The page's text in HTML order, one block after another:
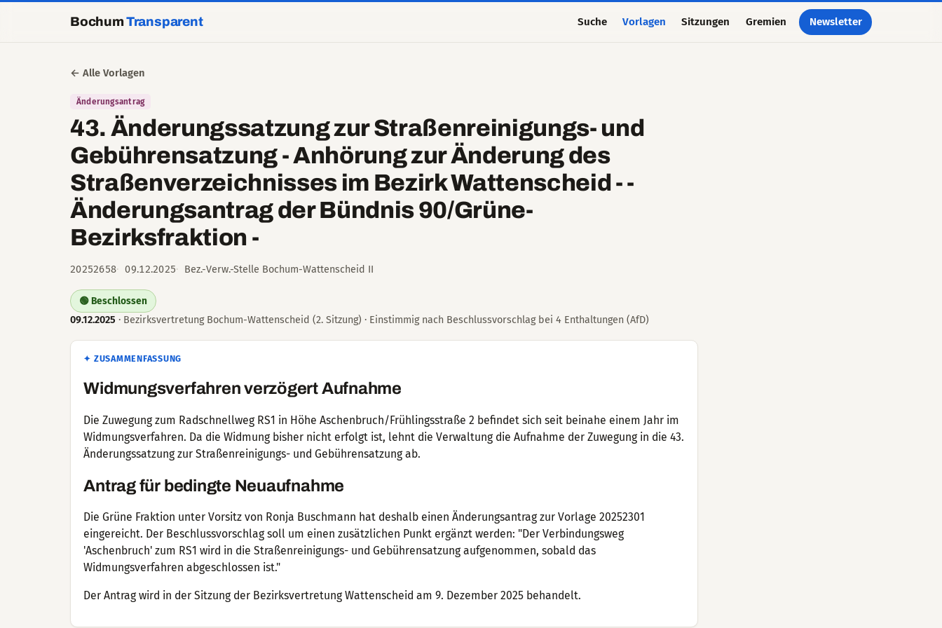
BochumTransparent Suche Vorlagen Sitzungen Gremien Newsletter
← Alle Vorlagen
Änderungsantrag
43. Änderungssatzung zur Straßenreinigungs- und
Gebührensatzung - Anhörung zur Änderung des
Straßenverzeichnisses im Bezirk Wattenscheid - -
Änderungsantrag der Bündnis 90/Grüne-
Bezirksfraktion -
20252658 09.12.2025 Bez.-Verw.-Stelle Bochum-Wattenscheid II
🟢 Beschlossen
09.12.2025 · Bezirksvertretung Bochum-Wattenscheid (2. Sitzung) · Einstimmig nach Beschlussvorschlag bei 4 Enthaltungen (AfD)
✦ ZUSAMMENFASSUNG
Widmungsverfahren verzögert Aufnahme
Die Zuwegung zum Radschnellweg RS1 in Höhe Aschenbruch/Frühlingsstraße 2 befindet sich seit beinahe einem Jahr im
Widmungsverfahren. Da die Widmung bisher nicht erfolgt ist, lehnt die Verwaltung die Aufnahme der Zuwegung in die 43.
Änderungssatzung zur Straßenreinigungs- und Gebührensatzung ab.
Antrag für bedingte Neuaufnahme
Die Grüne Fraktion unter Vorsitz von Ronja Buschmann hat deshalb einen Änderungsantrag zur Vorlage 20252301
eingereicht. Der Beschlussvorschlag soll um einen zusätzlichen Punkt ergänzt werden: "Der Verbindungsweg
'Aschenbruch' zum RS1 wird in die Straßenreinigungs- und Gebührensatzung aufgenommen, sobald das
Widmungsverfahren abgeschlossen ist."
Der Antrag wird in der Sitzung der Bezirksvertretung Wattenscheid am 9. Dezember 2025 behandelt.